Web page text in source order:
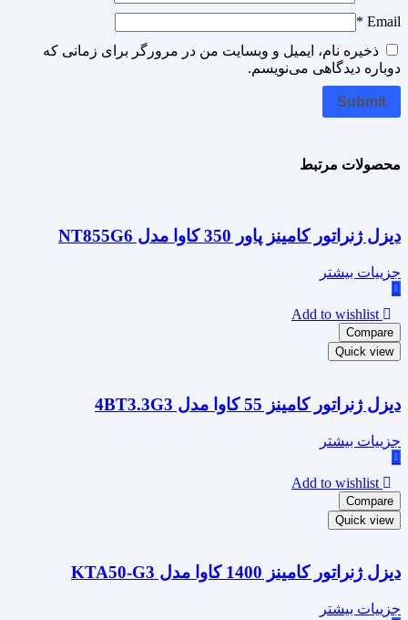
Email
*
ذخیره نام، ایمیل و وبسایت من در مرورگر برای زمانی که
دوباره دیدگاهی می‌نویسم.
محصولات مرتبط
دیزل ژنراتور کامینز پاور 350 کاوا مدل NT855G6
جزییات بیشتر
Add to wishlist
Compare
Quick view
دیزل ژنراتور کامینز 55 کاوا مدل 4BT3.3G3
جزییات بیشتر
Add to wishlist
Compare
Quick view
دیزل ژنراتور کامینز 1400 کاوا مدل KTA50-G3
جزییات بیشتر